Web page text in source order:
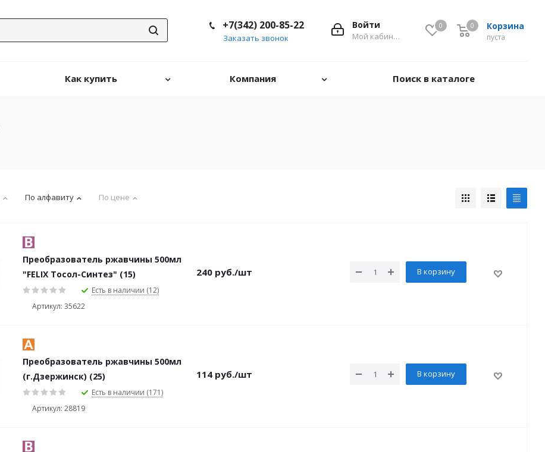
0 Корзина
0
пуста
0
Войти
Мой кабинет
+7(342) 200-85-22
Заказать звонок
Как купить Компания Поиск в каталоге
По алфавиту По цене
Преобразователь ржавчины 500мл
"FELIX Тосол-Синтез" (15)
Есть в наличии (12)
Артикул: 35622
240 руб./шт В корзину
Преобразователь ржавчины 500мл
(г.Дзержинск) (25)
Есть в наличии (171)
Артикул: 28819
114 руб./шт В корзину